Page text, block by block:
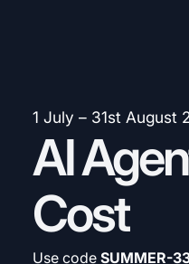
1 July – 31st August
AI
Cost
Use code SUMMER-